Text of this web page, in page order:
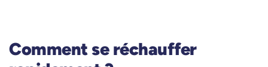
Comment se réchauffer